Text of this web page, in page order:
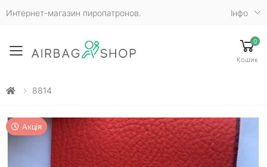
Интернет-магазин пиропатронов. Iнфо
Toggle mobile menu
0
Кошик
8814
Акція